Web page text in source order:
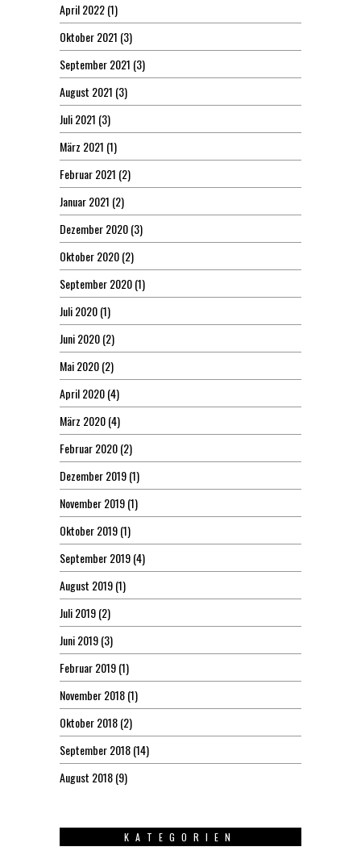
April 2022(1)
Oktober 2021 (3)
September 2021 (3)
August 2021 (3)
Juli 2021 (3)
März 2021 (1)
Februar 2021 (2)
Januar 2021 (2)
Dezember 2020(3)
Oktober 2020(2)
September 2020(1)
Juli 2020(1)
Juni 2020(2)
Mai 2020(2)
April 2020(4)
März 2020(4)
Februar 2020(2)
Dezember 2019(1)
November 2019(1)
Oktober 2019(1)
September 2019(4)
August 2019(1)
Juli 2019(2)
Juni 2019(3)
Februar 2019(1)
November 2018(1)
Oktober 2018(2)
September 2018(14)
August 2018(9)
KATEGORIEN